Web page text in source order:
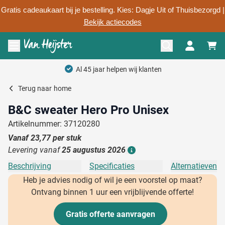
Gratis cadeaukaart bij je bestelling. Kies: Dagje Uit of Thuisbezorgd |
Bekijk actiecodes
Ga naar de inhoud
Menu openen
Al 45 jaar helpen wij klanten
Terug naar home
B&C sweater Hero Pro Unisex
Artikelnummer: 37120280
Vanaf23,77per stuk
Levering vanaf25 augustus 2026
Beschrijving Specificaties
Alternatieven
Heb je advies nodig of wil je een voorstel op maat?
Ontvang binnen 1 uur een vrijblijvende offerte!
Gratis offerte aanvragen